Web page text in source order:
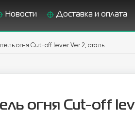
Новости Доставка и оплата
огня Cut-off lever Ver 2, сталь
огня Cut-off